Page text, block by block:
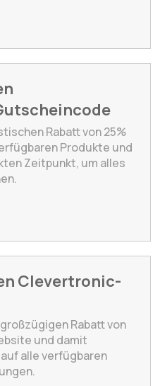
Rabatt von 25%
Produkte und
Zeitpunkt, um alles
Clevertronic-
Rabatt von
und damit
alle verfügbaren